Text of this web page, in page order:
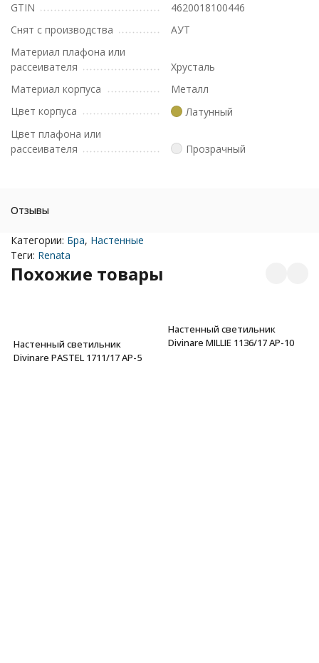
GTIN
4620018100446
Снят с производства
АУТ
Материал плафона или
рассеивателя
Хрусталь
Материал корпуса
Металл
Цвет корпуса
Латунный
Цвет плафона или
рассеивателя
Прозрачный
Отзывы
Категории: Бра, Настенные
Теги: Renata
Похожие товары
Настенный светильник
Divinare PASTEL 1711/17 AP-5
Настенный светильник
Divinare MILLIE 1136/17 AP-10